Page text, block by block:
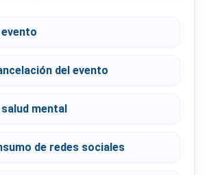
del evento
mental
de redes sociales